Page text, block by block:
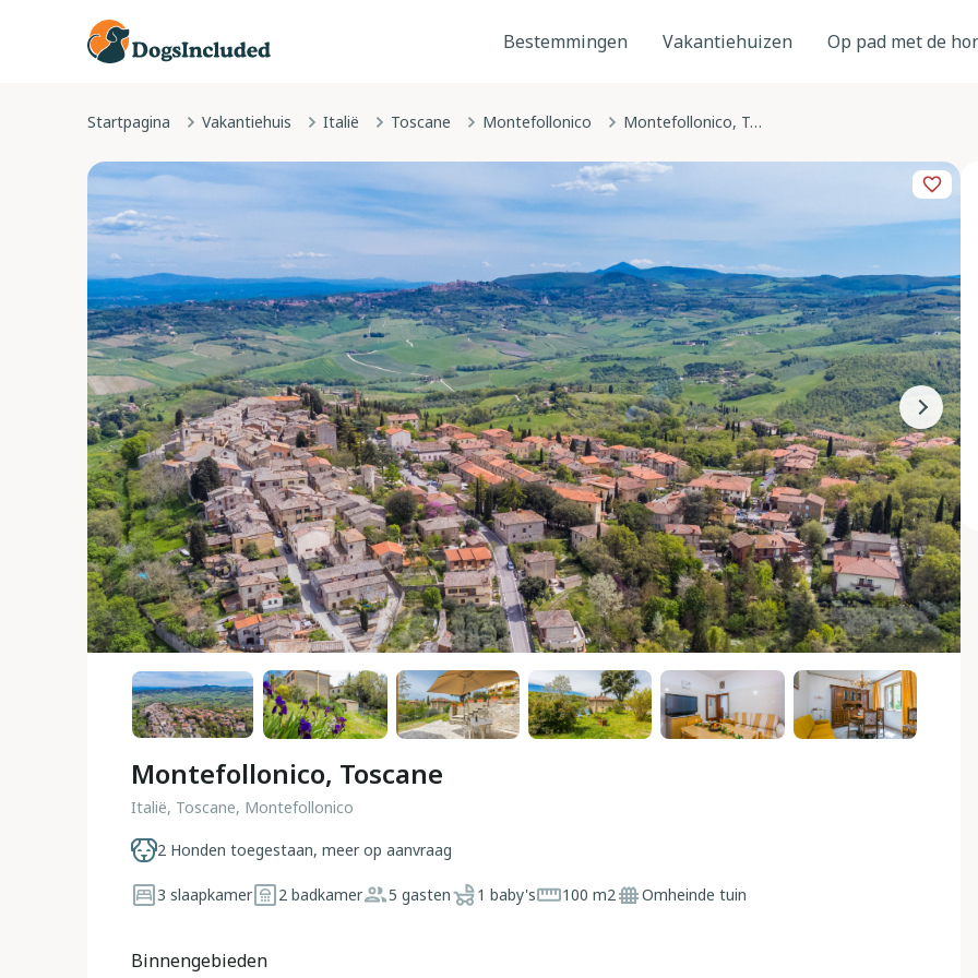
Bestemmingen Vakantiehuizen Op pad met de
Startpagina Vakantiehuis Italië Toscane Montefollonico Montefollonico, Toscane
Montefollonico, Toscane
Italië, Toscane, Montefollonico
2 Honden toegestaan, meer op aanvraag
3 slaapkamer 2 badkamer 5 gasten 1 baby's 100 m2 Omheinde tuin
Binnengebieden